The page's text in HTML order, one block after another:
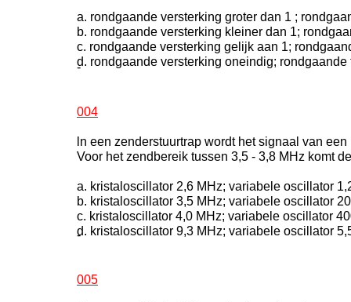
a. rondgaande versterking groter dan 1 ;
b. rondgaande versterking kleiner dan 1;
c. rondgaande versterking gelijk aan 1;
d. rondgaande versterking oneindig;
-
004
ln een zenderstuurtrap wordt het signaal van
Voor het zendbereik tussen 3,5 - 3,8 MHz komt
a. kristaloscillator 2,6 MHz; variabele oscillator
b. kristaloscillator 3,5 MHz; variabele oscillator
c. kristaloscillator 4,0 MHz; variabele oscillator
d. kristaloscillator 9,3 MHz; variabele oscillator
-
005